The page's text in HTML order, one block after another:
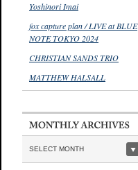
Yoshinori Imai
fox capture plan / LIVE at BLUE
NOTE TOKYO 2024
CHRISTIAN SANDS TRIO
MATTHEW HALSALL
SELECT MONTH